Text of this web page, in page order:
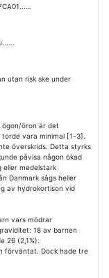
utan risk ske under
ögon/öron är det
vara minimal [1-3].
överskrids. Detta styrks
påvisa någon ökad
eller medelstark
Danmark sågs heller
av hydrokortison vid
vars mödrar
18 av barnen
26 (2,1%).
förväntat. Dock hade tre